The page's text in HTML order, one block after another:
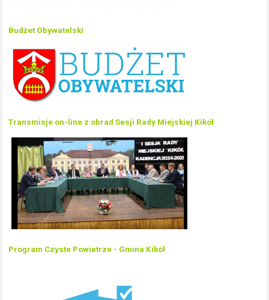
Budżet Obywatelski
Transmisje on-line z obrad Sesji Rady Miejskiej Kikół
Program Czyste Powietrze - Gmina Kikół